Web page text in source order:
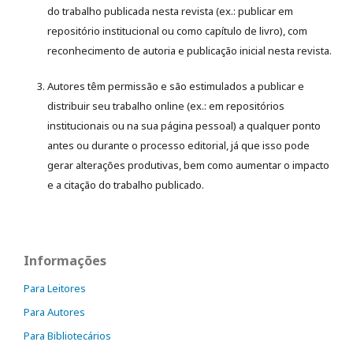
do trabalho publicada nesta revista (ex.: publicar em
repositório institucional ou como capítulo de livro), com
reconhecimento de autoria e publicação inicial nesta revista.
Autores têm permissão e são estimulados a publicar e
distribuir seu trabalho online (ex.: em repositórios
institucionais ou na sua página pessoal) a qualquer ponto
antes ou durante o processo editorial, já que isso pode
gerar alterações produtivas, bem como aumentar o impacto
e a citação do trabalho publicado.
Informações
Para Leitores
Para Autores
Para Bibliotecários